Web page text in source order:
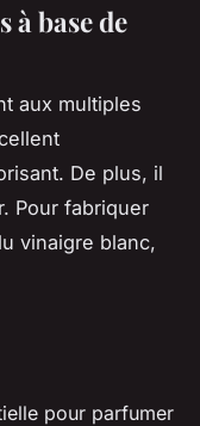
base de
aux multiples
De plus, il
Pour fabriquer
vinaigre blanc,
pour parfumer